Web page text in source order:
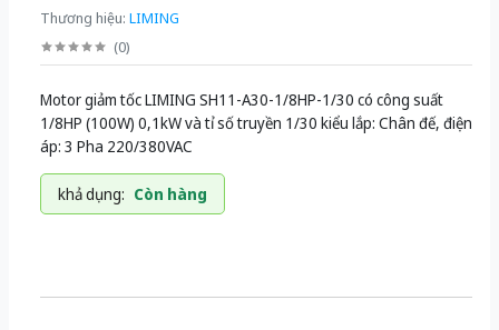
Thương hiệu: LIMING
(0)
Motor giảm tốc LIMING SH11-A30-1/8HP-1/30 có công suất
1/8HP (100W) 0,1kW và tỉ số truyền 1/30 kiểu lắp: Chân đế, điện
áp: 3 Pha 220/380VAC
khả dụng: Còn hàng